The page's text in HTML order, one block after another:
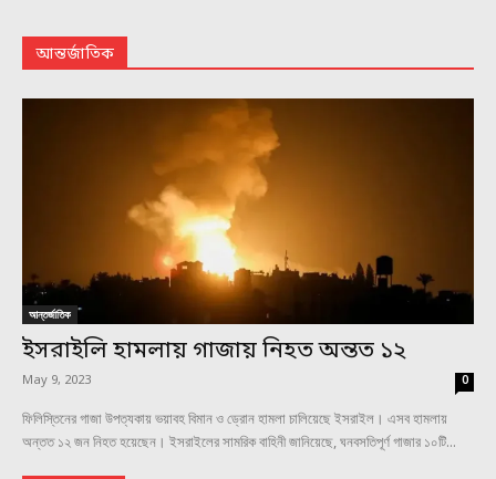
আন্তর্জাতিক
আন্তর্জাতিক
ইসরাইলি হামলায় গাজায় নিহত অন্তত ১২
May 9, 2023 0
ফিলিস্তিনের গাজা উপত্যকায় ভয়াবহ বিমান ও ড্রোন হামলা চালিয়েছে ইসরাইল। এসব হামলায়
অন্তত ১২ জন নিহত হয়েছেন। ইসরাইলের সামরিক বাহিনী জানিয়েছে, ঘনবসতিপূর্ণ গাজার ১০টি...